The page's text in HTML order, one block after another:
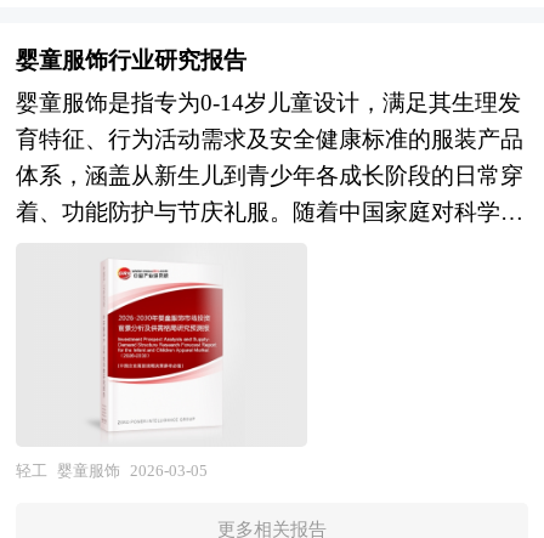
行。具体概括为：政府立项审批，产业扶持，银行
贷款，融资投资、投资建设、境外投资、上市融
资、中外合作，股份合作、组建公司、征用土地、
申请高新技术企业等各类可行性报告。 《2026-
2030年版户外服装项目可行性研究报告》由中研普
场数据库，在大量周密的市场调研基础上，主要依
据了国家统计局、国家商务部、国家海关总署、户
外服装相关行业协会、中国行业研究网的基础信
息，对我国户外服装行业的供给与需求状况、市场
格局与分布等多方面进行了分析，并紧密结合项目
情况对户外服装项目投资可行性和未来发展前景进
设规模、工艺路线、设备选型、环境影响、资金筹
技术演进层面，AI算力芯片和高速通信对超低介电
（Dk<4.0，Df<0.001）玻纤布的需求将驱动NE玻
纤配方和空心玻纤技术的产业化；高阶HDI和IC封
装基板对超薄布（1017、1015）、开纤布、低轮廓
铜箔兼容布的需求将提升织造和表面处理技术要
求；新能源汽车电池包和车身结构对高模量、高耐
温、阻燃玻纤布的需求将拓展复合材料应用空间。
在应用拓展层面，AI服务器和数据中心建设将带动
高频高速覆铜板用低介电玻纤布需求爆发，5G-
A/6G通信演进将拓宽毫米波频段应用对玻纤介电
性能的严苛要求，新能源汽车轻量化将推动玻纤复
合材料在电池壳体、车身结构件的渗透率提升，风
普通的研究需求，公司运用国际认可的独创研究产
品和统计分析方法论，用来提供广泛的标准化数据
和比较数据。如果研究要求比较特殊，我们会针对
特定市场专门设计研究解决方案。我们的研究人员
熟悉各种访问方法的优缺点和适用的范围，在项目
长期的实践探索中，我们也总结出各种适合于行业
专项研究的模型,这些产品帮助客户综合广泛的信
息，加以评估，判断发展机会并计划未来的市场营
销活动。
此外，人体工学设计是相机包的重要考量，通过加
量，提升长时间背负的舒适性。 随着摄影设备轻
量化与多功能化趋势，相机包的形态也日益丰富，
涵盖单肩包、双肩包、斜挎包、拉杆箱等多种类
型，适配从微单到中画幅系统的不同器材组合。其
材质从传统尼龙扩展至碳纤维、防撕裂面料等高科
技材料，在保证强度的同时减轻自重。现代相机包
已不仅是器材容器，更成为摄影师工作流中提升效
率与体验的关键工具。 相机包研究报告对行业研
究的内容和方法进行全面的阐述和论证，对研究过
程中所获取的资料进行全面系统的整理和分析，通
过图表、统计结果及文献资料，或以纵向的发展过
程，或横向类别分析提出论点、分析论据，进行论
婴童服饰行业研究报告
婴童服饰是指专为0-14岁儿童设计，满足其生理发
育特征、行为活动需求及安全健康标准的服装产品
体系，涵盖从新生儿到青少年各成长阶段的日常穿
着、功能防护与节庆礼服。随着中国家庭对科学育
儿理念的重视和消费品质的升级，婴童服饰已从单
一的“保暖遮体”功能，演进为融合安全性、舒适
性、美学表达与文化认同的综合性载体。 当前，
行业正经历由政策规范、技术创新与社会趋势共同
驱动的深度变革。在安全层面，国家强制标准GB
31701-2015明确要求婴幼儿纺织品必须达到A类安
全等级，禁止使用有害化学物质、锐利配件及过长
轻工 婴童服饰 2026-03-05
更多相关报告